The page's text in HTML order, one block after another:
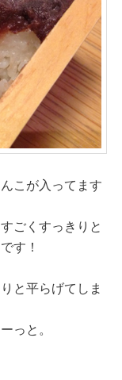
こが入ってます
ごくすっきりと
す！
と平らげてしま
っと。